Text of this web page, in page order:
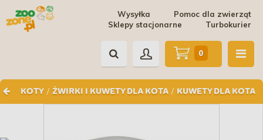
Pomoc dla zwierząt
Wysyłka
Turbokurier
Sklepy stacjonarne
KOTY / ŻWIRKI I KUWETY DLA KOTA / KUWETY DLA KOTA
0